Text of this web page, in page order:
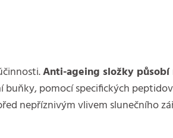
Anti-ageing složky působí
buňky, pomocí specifických
nepříznivým vlivem slunečního